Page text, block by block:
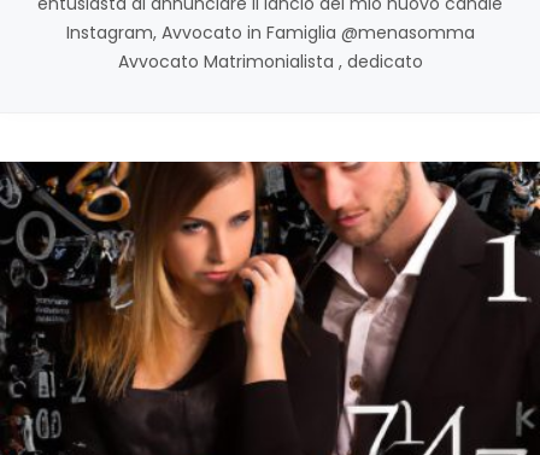
Instagram, Avvocato in Famiglia @menasomma
Avvocato Matrimonialista , dedicato